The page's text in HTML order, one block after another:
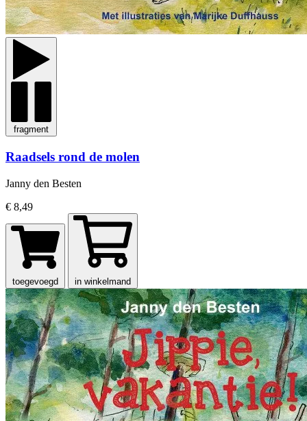
fragment
Raadsels rond de molen
Janny den Besten
€ 8,49
toegevoegd in winkelmand